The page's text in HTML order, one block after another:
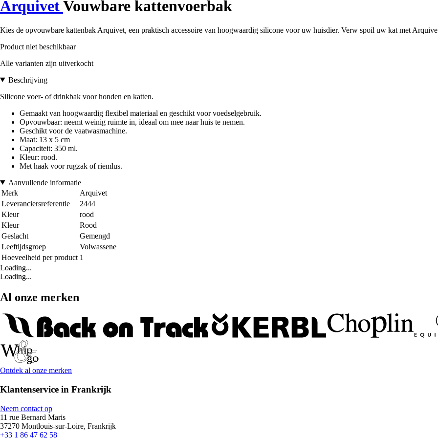
ArquivetVouwbare kattenvoerbak
Kies de opvouwbare kattenbak Arquivet, een praktisch accessoire van hoogwaardig silicone voor uw huisdier. Verw spoil uw kat met
Product niet beschikbaar
Alle varianten zijn uitverkocht
Beschrijving
Silicone voer- of drinkbak voor honden en katten.
Gemaakt van hoogwaardig flexibel materiaal en geschikt voor voedselgebruik.
Opvouwbaar: neemt weinig ruimte in, ideaal om mee naar huis te nemen.
Geschikt voor de vaatwasmachine.
Maat: 13 x 5 cm
Capaciteit: 350 ml.
Kleur: rood.
Met haak voor rugzak of riemlus.
Aanvullende informatie
Merk
Arquivet
Leveranciersreferentie
2444
Kleur
rood
Kleur
Rood
Geslacht
Gemengd
Leeftijdsgroep
Volwassene
Hoeveelheid per product 1
Loading...
Loading...
Al onze merken
Ontdek al onze merken
Klantenservice in Frankrijk
Neem contact op
11 rue Bernard Maris
37270 Montlouis-sur-Loire, Frankrijk
+33 1 86 47 62 58